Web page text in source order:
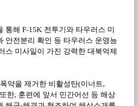
통해 F-15K 전투기와 타우러스 미
안전분리 확인 등 타우러스 운영능
스 미사일이 가진 강력한 대북억제
약을 제거한 비활성탄(이너트,
또한, 훈련에 앞서 민간어선 등 해상